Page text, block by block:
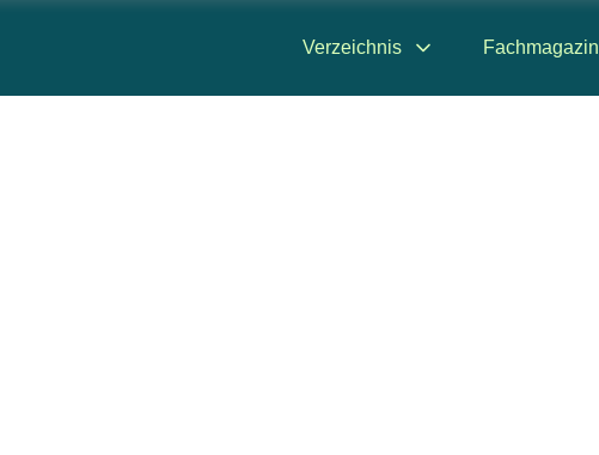
Verzeichnis Fachmagazin